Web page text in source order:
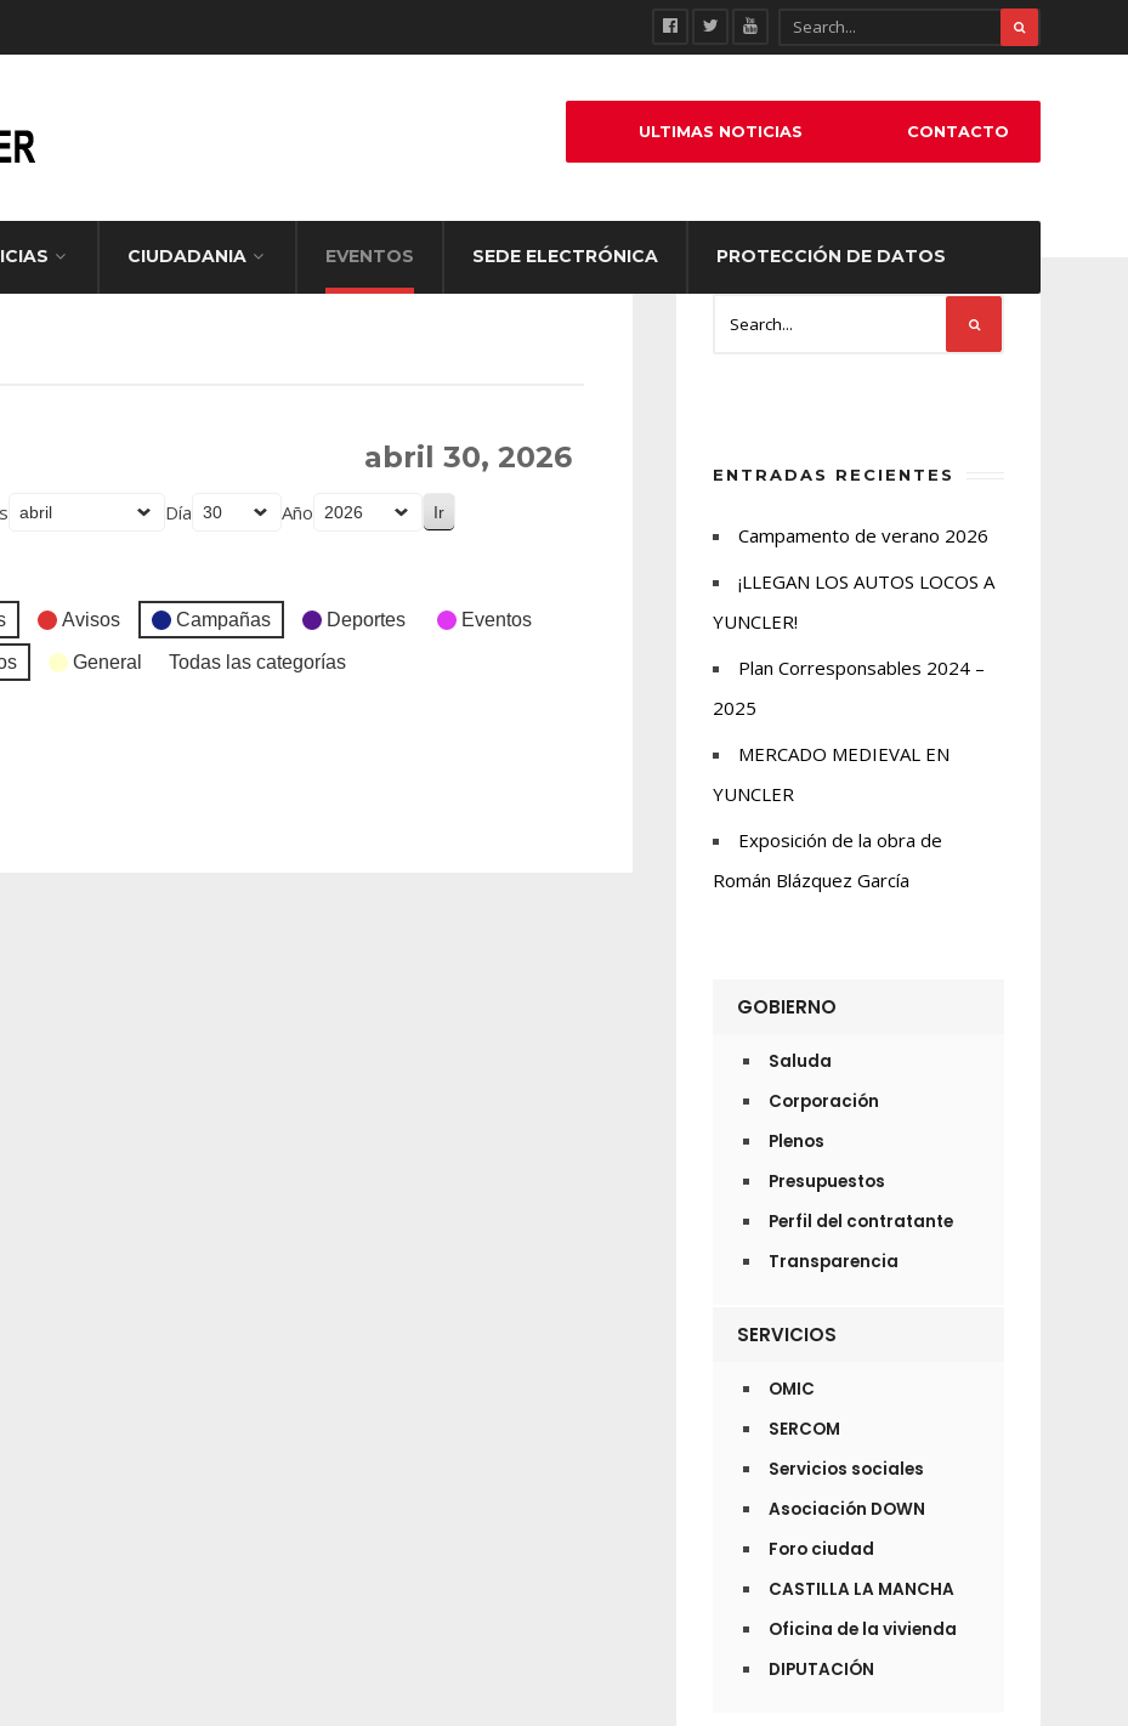
CIUDADANIA EVENTOS SEDE ELECTRÓNICA PROTECCIÓN DE DATOS
ULTIMAS NOTICIAS CONTACTO
abril 30, 2026
Día Año
Avisos Campañas Deportes Eventos
General Todas las categorías
ENTRADAS RECIENTES
Campamento de verano 2026
¡LLEGAN LOS AUTOS LOCOS A
YUNCLER!
Plan Corresponsables 2024 –
2025
MERCADO MEDIEVAL EN
YUNCLER
Exposición de la obra de
Román Blázquez García
GOBIERNO
Saluda
Corporación
Plenos
Presupuestos
Perfil del contratante
Transparencia
SERVICIOS
OMIC
SERCOM
Servicios sociales
Asociación DOWN
Foro ciudad
CASTILLA LA MANCHA
Oficina de la vivienda
DIPUTACIÓN